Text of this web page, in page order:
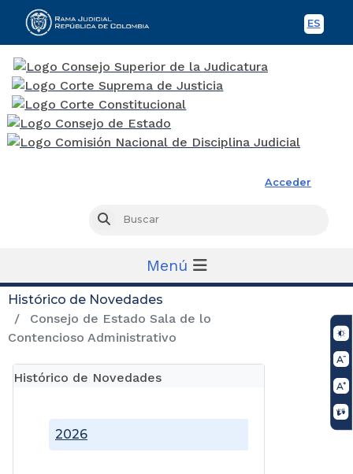
ES
Acceder
Buscar
Menú
Histórico de Novedades
Consejo de Estado Sala de lo
Contencioso Administrativo
Histórico de Novedades
2026